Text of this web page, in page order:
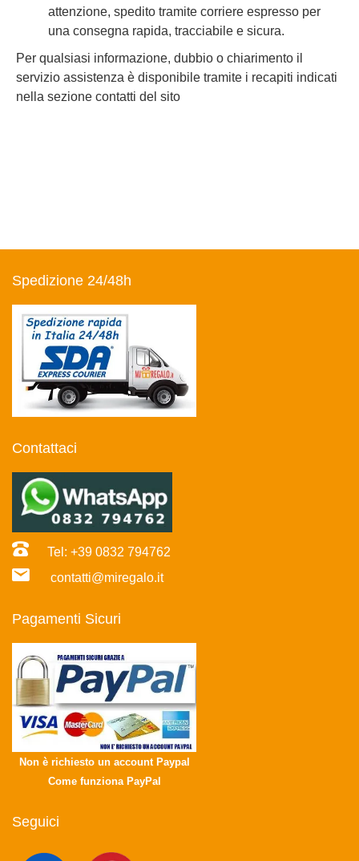
attenzione, spedito tramite corriere espresso per
una consegna rapida, tracciabile e sicura.
Per qualsiasi informazione, dubbio o chiarimento il
servizio assistenza è disponibile tramite i recapiti indicati
nella sezione contatti del sito
Spedizione 24/48h
Contattaci
Tel: +39 0832 794762
contatti@miregalo.it
Pagamenti Sicuri
Non è richiesto un account Paypal
Come funziona PayPal
Seguici